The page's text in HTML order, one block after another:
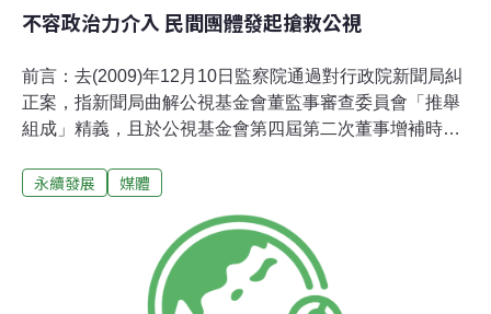
不容政治力介入 民間團體發起搶救公視
前言：去(2009)年12月10日監察院通過對行政院新聞局糾
正案，指新聞局曲解公視基金會董監事審查委員會「推舉
組成」精義，且於公視基金會第四屆第二次董事增補時，
全合法，8名增聘董事的產生徒留瑕疵，「核有違失」。
民間社團認為，新聞局面對糾正，至少應讓增聘董事過程
重來一遍，做到「沒有瑕疵、完全合法」。然而公視去年
12月29日舉行臨時董事會時，增聘董事卻找來新聞局科長
永續發展 媒體